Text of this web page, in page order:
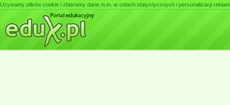
Używamy plików cookie i zbieramy dane m.in. w celach statystycznych i personalizacji